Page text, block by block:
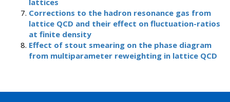
lattices
Corrections to the hadron resonance gas from
lattice QCD and their effect on fluctuation-ratios
at finite density
Effect of stout smearing on the phase diagram
from multiparameter reweighting in lattice QCD